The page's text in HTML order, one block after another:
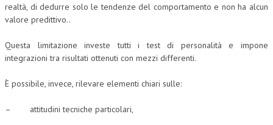
realtà, di dedurre solo le tendenze del comportamento e non ha alcun
valore predittivo..
Questa limitazione investe tutti i test di personalità e impone
integrazioni tra risultati ottenuti con mezzi differenti.
È possibile, invece, rilevare elementi chiari sulle:
– attitudini tecniche particolari,